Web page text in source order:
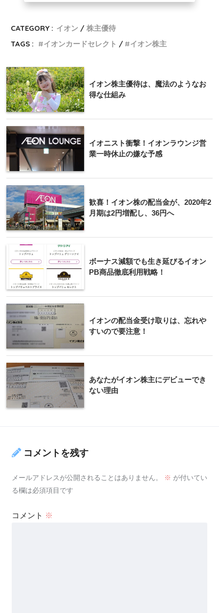
CATEGORY : イオン
株主優待
TAGS :
イオンカードセレクト イオン株主
イオン株主優待は、魔法のようなお
得な仕組み
イオニスト衝撃！イオンラウンジ営
業一時休止の嫌な予感
歓喜！イオン株の配当金が、2020年2
月期は2円増配し、36円へ
ボーナス減額でも生き延びるイオン
PB商品徹底利用戦略！
イオンの配当金受け取りは、忘れや
すいので要注意！
あなたがイオン株主にデビューでき
ない理由
コメントを残す
メールアドレスが公開されることはありません。 ※ が付いてい
る欄は必須項目です
コメント ※